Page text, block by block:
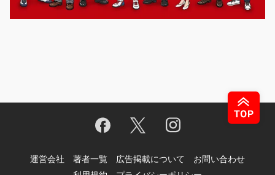
運営会社 著者一覧 広告掲載について
お問い合わせ